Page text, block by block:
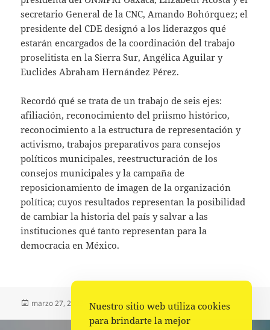
secretario General de la CNC, Amando Bohórquez; el
presidente del CDE designó a los liderazgos qué
estarán encargados de la coordinación del trabajo
proselitista en la Sierra Sur, Angélica Aguilar y
Euclides Abraham Hernández Pérez.
Recordó qué se trata de un trabajo de seis ejes:
afiliación, reconocimiento del priismo histórico,
reconocimiento a la estructura de representación y
activismo, trabajos preparativos para consejos
políticos municipales, reestructuración de los
consejos municipales y la campaña de
reposicionamiento de imagen de la organización
política; cuyos resultados representan la posibilidad
de cambiar la historia del país y salvar a las
instituciones qué tanto representan para la
democracia en México.
Publicado
marzo 27, 2023 Autor
Comunicado Categorías
Partidos Políticos
Nuestro sitio web utiliza cookies
para brindarte la mejor